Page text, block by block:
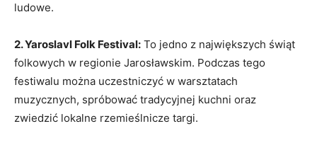
ludowe.
2. Yaroslavl Folk Festival: To jedno z ‍największych świąt
folkowych w​ regionie‍ Jarosławskim. ​Podczas tego
festiwalu można ⁣uczestniczyć w ​warsztatach
‍muzycznych, spróbować tradycyjnej kuchni​ oraz
zwiedzić lokalne rzemieślnicze⁢ targi.